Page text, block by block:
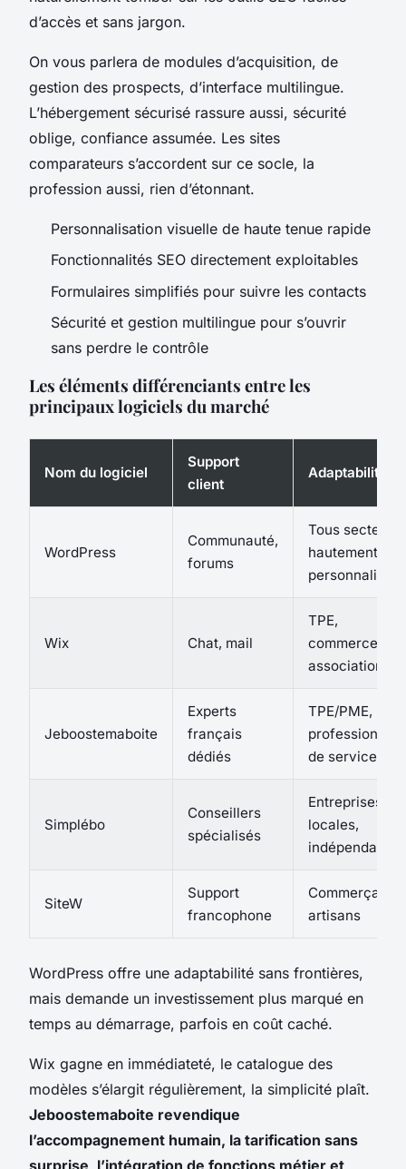
d’accès et sans jargon.
On vous parlera de modules d’acquisition, de
gestion des prospects, d’interface multilingue.
L’hébergement sécurisé rassure aussi, sécurité
oblige, confiance assumée. Les sites
comparateurs s’accordent sur ce socle, la
profession aussi, rien d’étonnant.
Personnalisation visuelle de haute tenue rapide
Fonctionnalités SEO directement exploitables
Formulaires simplifiés pour suivre les contacts
Sécurité et gestion multilingue pour s’ouvrir
sans perdre le contrôle
Les éléments différenciants entre les
principaux logiciels du marché
Nom du logiciel
Support
client
Adaptabilité
WordPress
Communauté,
forums
Tous secteurs,
hautement
Wix Chat, mail
TPE,
commerce,
association
Jeboostemaboite
Experts
français
dédiés
TPE/PME,
professionnels
de services
Simplébo
Conseillers
spécialisés
Entreprises
locales,
indépendants
SiteW
Support
francophone
Commerçants,
artisans
WordPress offre une adaptabilité sans frontières,
mais demande un investissement plus marqué en
temps au démarrage, parfois en coût caché.
Wix gagne en immédiateté, le catalogue des
modèles s’élargit régulièrement, la simplicité plaît.
Jeboostemaboite revendique
l’accompagnement humain, la tarification sans
surprise, l’intégration de fonctions métier et